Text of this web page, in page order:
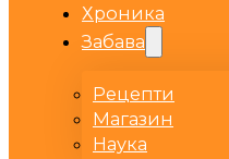
Хроника
Забава
Рецепти
Магазин
Наука